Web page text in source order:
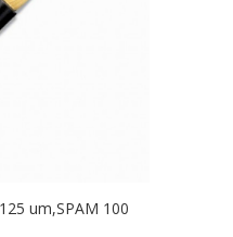
um,SPAM 100